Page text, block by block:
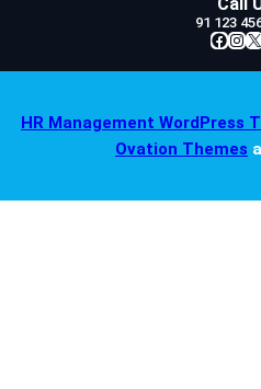
Call
91 123
Facebook InstagramX
HR Management WordPress
Ovation Themes